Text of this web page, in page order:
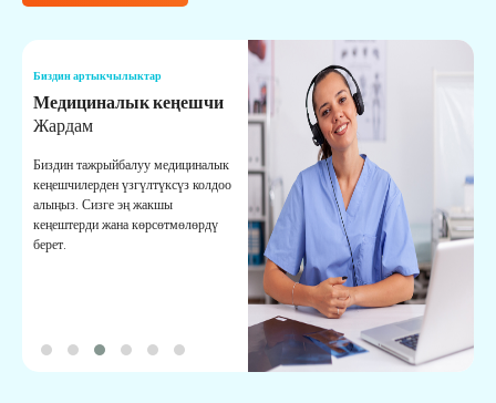
Биздин артыкчылыктар
Медициналык кеңешчи
Жардам
Биздин тажрыйбалуу медициналык
кеңешчилерден үзгүлтүксүз колдоо
алыңыз. Сизге эң жакшы
кеңештерди жана көрсөтмөлөрдү
берет.